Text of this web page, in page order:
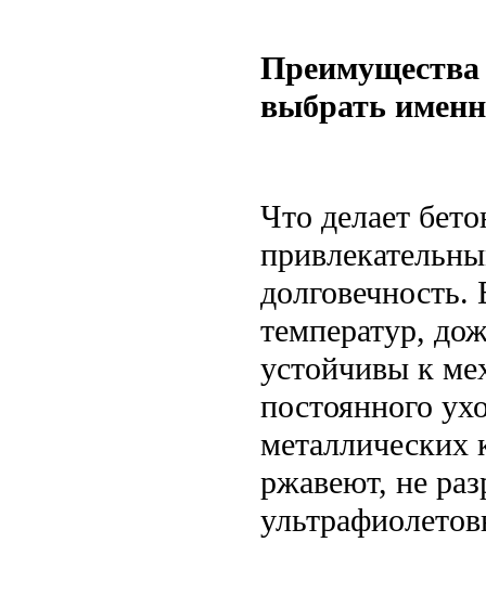
Преимущества
выбрать
Что делает
температур,
устойчивы к
постоянного
металлических
ржавеют, не